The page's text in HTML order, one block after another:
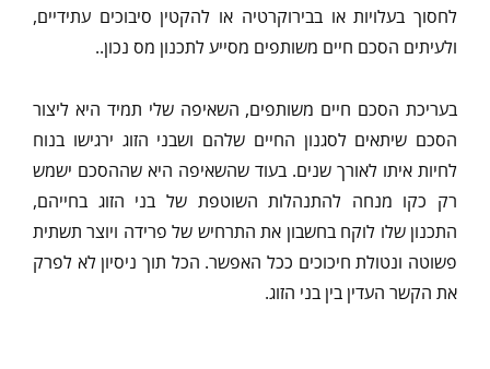
לחסוך בעלויות או בבירוקרטיה או להקטין סיבוכים עתידיים,
ולעיתים הסכם חיים משותפים מסייע לתכנון מס נכון..
בעריכת הסכם חיים משותפים, השאיפה שלי תמיד היא ליצור
הסכם שיתאים לסגנון החיים שלהם ושבני הזוג ירגישו בנוח
לחיות איתו לאורך שנים. בעוד שהשאיפה היא שההסכם ישמש
רק כקו מנחה להתנהלות השוטפת של בני הזוג בחייהם,
התכנון שלו לוקח בחשבון את התרחיש של פרידה ויוצר תשתית
פשוטה ונטולת חיכוכים ככל האפשר. הכל תוך ניסיון לא לפרק
את הקשר העדין בין בני הזוג.